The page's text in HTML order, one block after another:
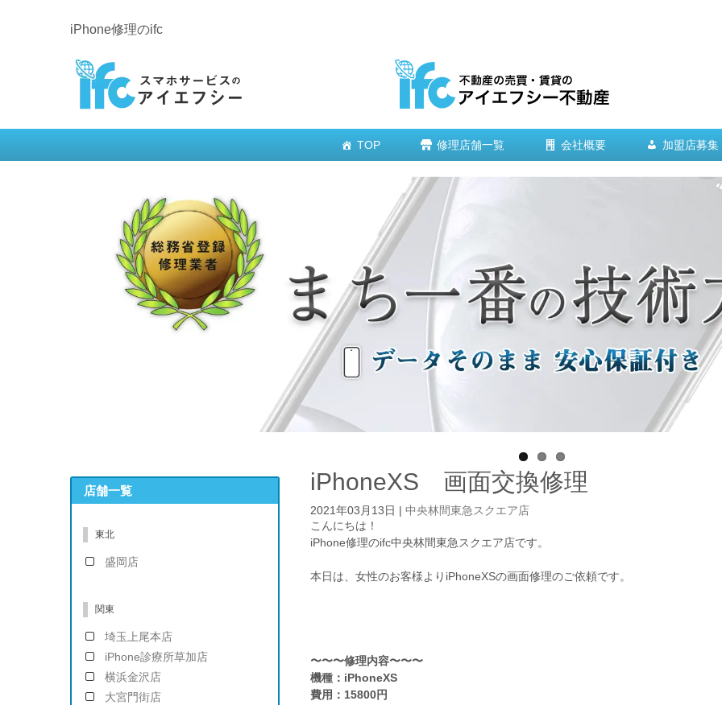
iPhone修理のifc
TOP 修理店舗一覧 会社概要 加盟店募集
iPhoneXS 画面交換修理
2021年03月13日
中央林間東急スクエア店
こんにちは！
iPhone修理のifc中央林間東急スクエア店です。
本日は、女性のお客様よりiPhoneXSの画面修理のご依頼です。
〜〜〜修理内容〜〜〜
機種：iPhoneXS
費用：15800円
店舗一覧
東北
盛岡店
関東
埼玉上尾本店
iPhone診療所草加店
横浜金沢店
大宮門街店